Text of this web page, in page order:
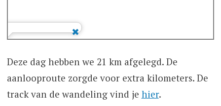
Deze dag hebben we 21 km afgelegd. De
aanlooproute zorgde voor extra kilometers. De
track van de wandeling vind je hier.